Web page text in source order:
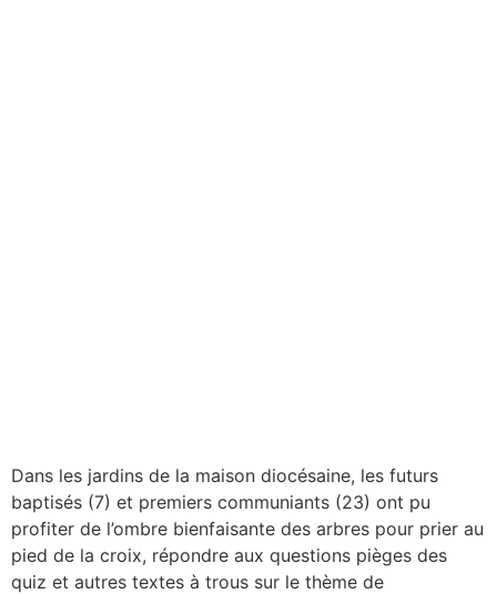
Dans les jardins de la maison diocésaine, les futurs
baptisés (7) et premiers communiants (23) ont pu
profiter de l’ombre bienfaisante des arbres pour prier au
pied de la croix, répondre aux questions pièges des
quiz et autres textes à trous sur le thème de